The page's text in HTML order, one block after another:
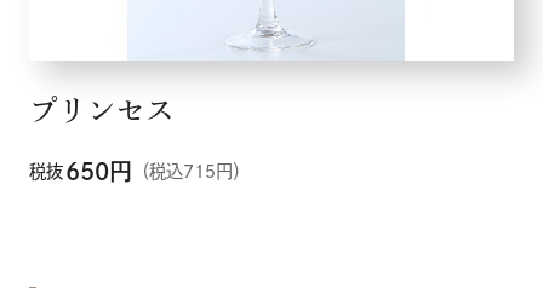
プリンセス
税抜 650円 （税込715円）